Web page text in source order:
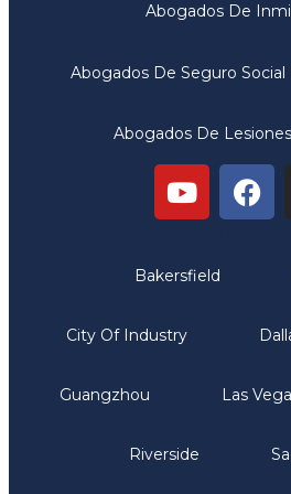
Abogados De
Abogados De Seguro Social
Abogados De
Bakersfield
City Of Industry
Guangzhou Las
Riverside